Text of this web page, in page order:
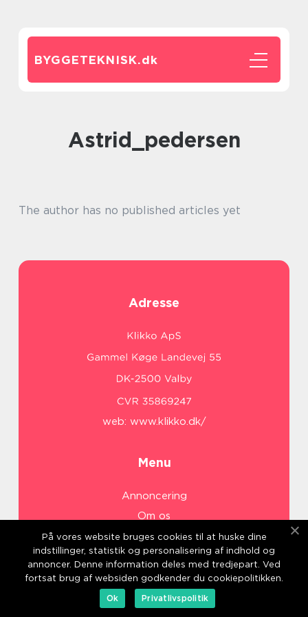
BYGGETEKNISK.dk
astrid_pedersen
The author has no published articles yet
Adresse
web: www.klikko.dk/
Menu
Annoncering
Om os
Cookies
Kontakt os
Sitemap
På vores website bruges cookies til at huske dine
indstillinger, statistik og personalisering af indhold og
annoncer. Denne information deles med tredjepart. Ved
fortsat brug af websiden godkender du cookiepolitikken.
Ok
Privatlivspolitik